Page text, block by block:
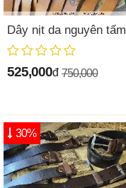
Dây nịt da nguyên tấm
525,000đ 750,000
30%